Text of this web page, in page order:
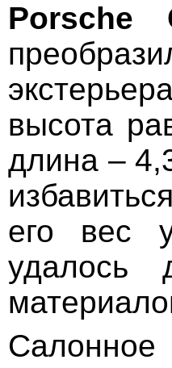
Porsche
высота
длина –
его вес
удалось